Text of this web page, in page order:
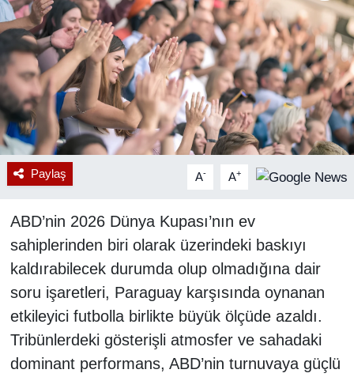
Paylaş A- A+
ABD’nin 2026 Dünya Kupası’nın ev
sahiplerinden biri olarak üzerindeki baskıyı
kaldırabilecek durumda olup olmadığına dair
soru işaretleri, Paraguay karşısında oynanan
etkileyici futbolla birlikte büyük ölçüde azaldı.
Tribünlerdeki gösterişli atmosfer ve sahadaki
dominant performans, ABD’nin turnuvaya güçlü